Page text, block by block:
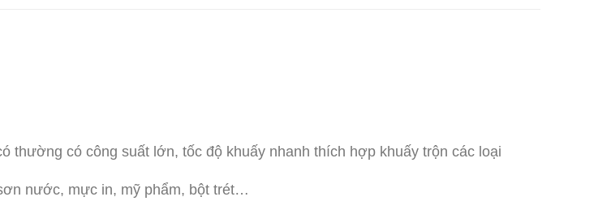
thường có công suất lớn, tốc độ khuấy nhanh thích hợp khuấy trộn các loại
nước, mực in, mỹ phẩm, bột trét…